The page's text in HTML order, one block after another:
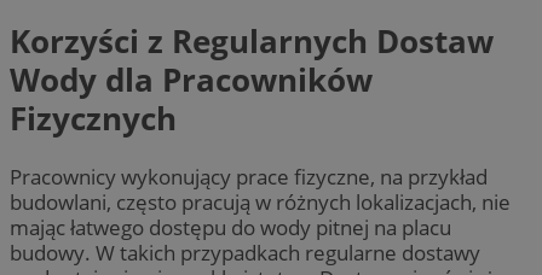
Korzyści z Regularnych Dostaw
Wody dla Pracowników
Fizycznych
Pracownicy wykonujący prace fizyczne, na przykład
budowlani, często pracują w różnych lokalizacjach, nie
mając łatwego dostępu do wody pitnej na placu
budowy. W takich przypadkach regularne dostawy